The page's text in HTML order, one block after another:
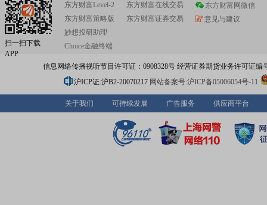
扫一扫下载
APP
东方财富Level-2
东方财富策略版
妙想投研助理
Choice金融终端
东方财富在线交易
东方财富证券交易
东方财富网微信
意见与建议
信息网络传播视听节目许可证：0908328号 经营证券期货业务许可证编
沪ICP证:沪B2-20070217 网站备案号:沪ICP备05006054号-11
关于我们 可持续发展 广告服务 供应商平台